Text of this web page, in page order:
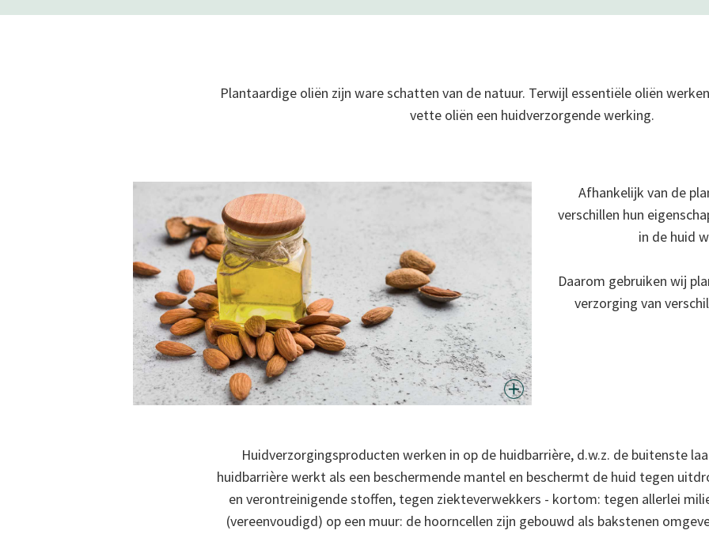
Plantaardige oliën zijn ware schatten van de natuur. Terwijl essentiële oliën
vette oliën een huidverzorgende werking.
Afhankelijk van de
verschillen hun
in de huid
Daarom gebruiken wij
verzorging van
Huidverzorgingsproducten werken in op de huidbarrière, d.w.z. de buitenste
huidbarrière werkt als een beschermende mantel en beschermt de huid tegen
en verontreinigende stoffen, tegen ziekteverwekkers - kortom: tegen allerlei
(vereenvoudigd) op een muur: de hoorncellen zijn gebouwd als bakstenen